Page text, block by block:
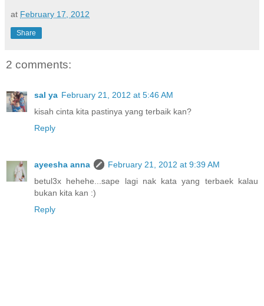
at February 17, 2012
Share
2 comments:
sal ya February 21, 2012 at 5:46 AM
kisah cinta kita pastinya yang terbaik kan?
Reply
ayeesha anna
February 21, 2012 at 9:39 AM
betul3x hehehe...sape lagi nak kata yang terbaek kalau
bukan kita kan :)
Reply